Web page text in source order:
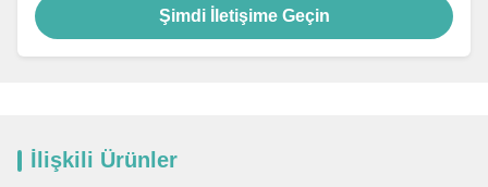
Şimdi İletişime Geçin
İlişkili Ürünler